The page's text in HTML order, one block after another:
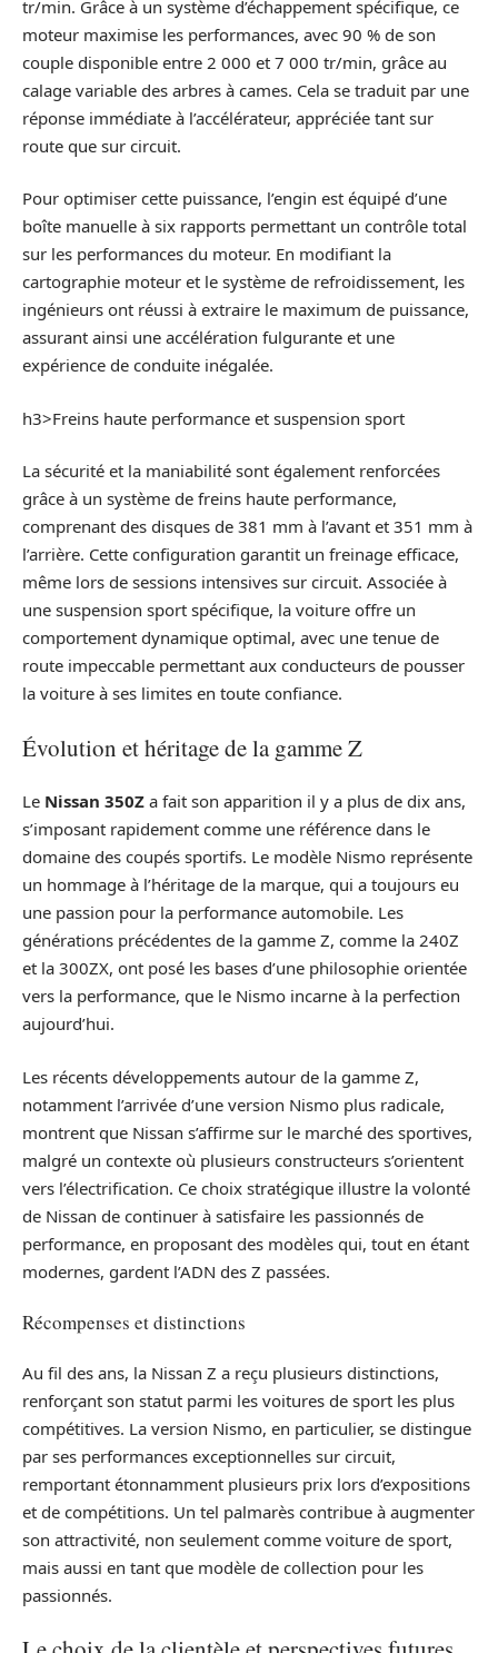
tr/min. Grâce à un système d’échappement spécifique, ce
moteur maximise les performances, avec 90 % de son
couple disponible entre 2 000 et 7 000 tr/min, grâce au
calage variable des arbres à cames. Cela se traduit par une
réponse immédiate à l’accélérateur, appréciée tant sur
route que sur circuit.
Pour optimiser cette puissance, l’engin est équipé d’une
boîte manuelle à six rapports permettant un contrôle total
sur les performances du moteur. En modifiant la
cartographie moteur et le système de refroidissement, les
ingénieurs ont réussi à extraire le maximum de puissance,
assurant ainsi une accélération fulgurante et une
expérience de conduite inégalée.
h3>Freins haute performance et suspension sport
La sécurité et la maniabilité sont également renforcées
grâce à un système de freins haute performance,
comprenant des disques de 381 mm à l’avant et 351 mm à
l’arrière. Cette configuration garantit un freinage efficace,
même lors de sessions intensives sur circuit. Associée à
une suspension sport spécifique, la voiture offre un
comportement dynamique optimal, avec une tenue de
route impeccable permettant aux conducteurs de pousser
la voiture à ses limites en toute confiance.
Évolution et héritage de la gamme Z
Le Nissan 350Z a fait son apparition il y a plus de dix ans,
s’imposant rapidement comme une référence dans le
domaine des coupés sportifs. Le modèle Nismo représente
un hommage à l’héritage de la marque, qui a toujours eu
une passion pour la performance automobile. Les
générations précédentes de la gamme Z, comme la 240Z
et la 300ZX, ont posé les bases d’une philosophie orientée
vers la performance, que le Nismo incarne à la perfection
aujourd’hui.
Les récents développements autour de la gamme Z,
notamment l’arrivée d’une version Nismo plus radicale,
montrent que Nissan s’affirme sur le marché des sportives,
malgré un contexte où plusieurs constructeurs s’orientent
vers l’électrification. Ce choix stratégique illustre la volonté
de Nissan de continuer à satisfaire les passionnés de
performance, en proposant des modèles qui, tout en étant
modernes, gardent l’ADN des Z passées.
Récompenses et distinctions
Au fil des ans, la Nissan Z a reçu plusieurs distinctions,
renforçant son statut parmi les voitures de sport les plus
compétitives. La version Nismo, en particulier, se distingue
par ses performances exceptionnelles sur circuit,
remportant étonnamment plusieurs prix lors d’expositions
et de compétitions. Un tel palmarès contribue à augmenter
son attractivité, non seulement comme voiture de sport,
mais aussi en tant que modèle de collection pour les
passionnés.